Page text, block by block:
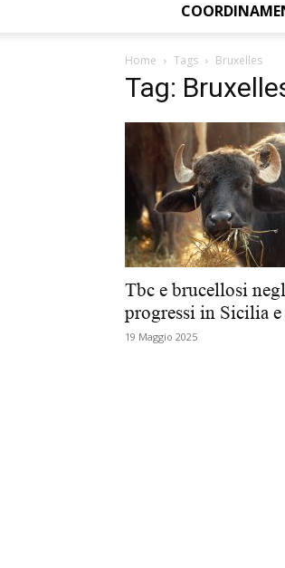
Home Tags Bruxelles
Tag:
Tbc e brucellosi
progressi in Sicilia e
19 Maggio 2025